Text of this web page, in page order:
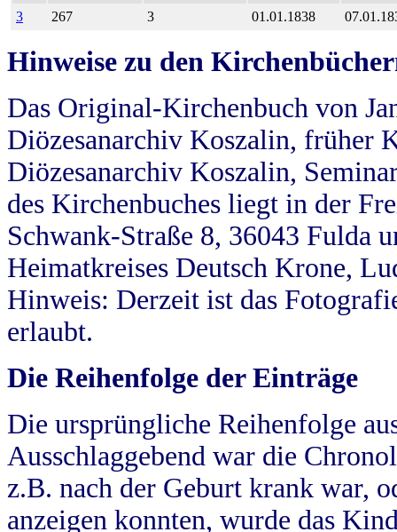
3
267 3 01.01.1838
Hinweise zu den
Das Original-Kirchenbuch von
Diözesanarchiv Koszalin, früher
Diözesanarchiv Koszalin,
des Kirchenbuches liegt in der
Schwank-Straße 8, 36043 Fulda
Heimatkreises Deutsch Krone,
Hinweis: Derzeit ist das
erlaubt.
Die Reihenfolge der Einträge
Die ursprüngliche Reihenfolge
Ausschlaggebend war die
z.B. nach der Geburt krank war,
anzeigen konnten, wurde das